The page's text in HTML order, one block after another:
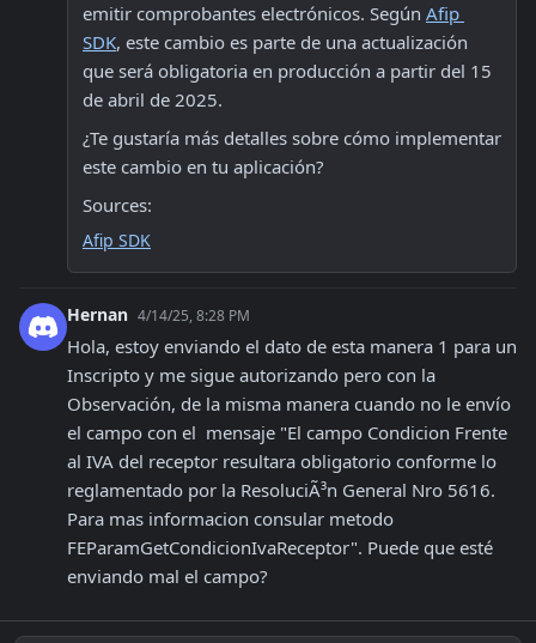
emitir comprobantes electrónicos. Según Afip
SDK, este cambio es parte de una actualización
que será obligatoria en producción a partir del 15
de abril de 2025.
¿Te gustaría más detalles sobre cómo implementar
este cambio en tu aplicación?
Sources:
Afip SDK
Hernan 4/14/25, 8:28 PM
Hola, estoy enviando el dato de esta manera 1 para un
Inscripto y me sigue autorizando pero con la
Observación, de la misma manera cuando no le envío
el campo con el  mensaje "El campo Condicion Frente
al IVA del receptor resultara obligatorio conforme lo
reglamentado por la ResoluciÃ³n General Nro 5616.
Para mas informacion consular metodo
FEParamGetCondicionIvaReceptor". Puede que esté
enviando mal el campo?